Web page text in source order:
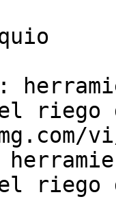
riego
vi/